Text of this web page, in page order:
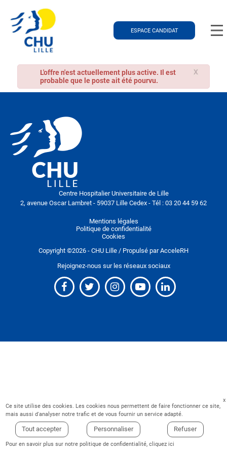
Ce site utilise des cookies. Les cookies nous permettent de faire fonctionner ce site,
mais aussi d'analyser notre trafic et de vous fournir un service adapté.
Tout accepter Personnaliser Refuser
Pour en savoir plus sur notre politique de confidentialité,cliquez ici
ESPACE CANDIDAT
X
L'offre n'est actuellement plus active. Il est
probable que le poste ait été pourvu.
Centre Hospitalier Universitaire de Lille
2, avenue Oscar Lambret - 59037 Lille Cedex - Tél : 03 20 44 59 62
Mentions légales
Politique de confidentialité
Cookies
Copyright ©2026 - CHU Lille / Propulsé parAcceleRH
Rejoignez-nous sur les réseaux sociaux